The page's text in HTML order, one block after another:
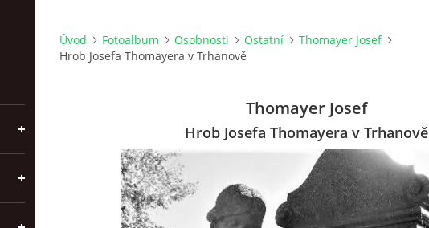
Úvod Fotoalbum Osobnosti Ostatní
Thomayer Josef
Hrob Josefa Thomayera v Trhanově
Thomayer Josef
Hrob Josefa Thomayera v Trhanově